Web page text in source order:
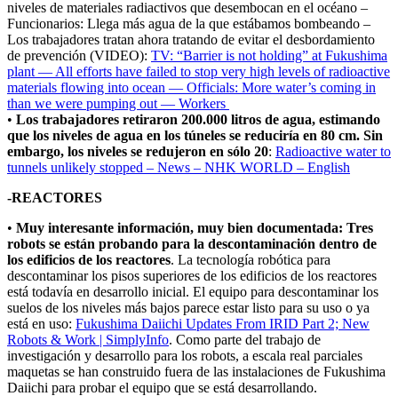
niveles de materiales radiactivos que desembocan en el océano –
Funcionarios: Llega más agua de la que estábamos bombeando –
Los trabajadores tratan ahora tratando de evitar el desbordamiento
de prevención (VIDEO): TV: “Barrier is not holding” at Fukushima
plant — All efforts have failed to stop very high levels of radioactive
materials flowing into ocean — Officials: More water’s coming in
than we were pumping out — Workers
• Los trabajadores retiraron 200.000 litros de agua, estimando
que los niveles de agua en los túneles se reduciría en 80 cm. Sin
embargo, los niveles se redujeron en sólo 20: Radioactive water to
tunnels unlikely stopped – News – NHK WORLD – English
-REACTORES
• Muy interesante información, muy bien documentada: Tres
robots se están probando para la descontaminación dentro de
los edificios de los reactores. La tecnología robótica para
descontaminar los pisos superiores de los edificios de los reactores
está todavía en desarrollo inicial. El equipo para descontaminar los
suelos de los niveles más bajos parece estar listo para su uso o ya
está en uso: Fukushima Daiichi Updates From IRID Part 2; New
Robots & Work | SimplyInfo. Como parte del trabajo de
investigación y desarrollo para los robots, a escala real parciales
maquetas se han construido fuera de las instalaciones de Fukushima
Daiichi para probar el equipo que se está desarrollando.